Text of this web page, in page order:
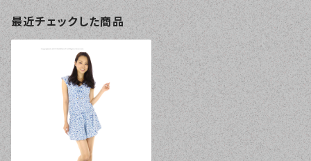
最近チェックした商品